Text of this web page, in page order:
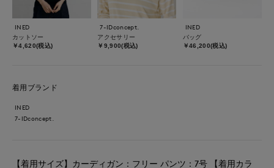
INED
カットソー
￥4,620(税込)
7-IDconcept.
アクセサリー
￥9,900(税込)
INED
バッグ
￥46,200(税込)
着用ブランド
INED
7-IDconcept.
【着用サイズ】カーディガン：フリー パンツ：7号 【着用カラ